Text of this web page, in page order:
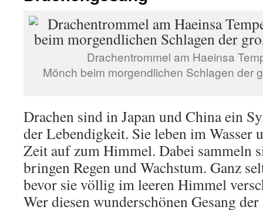
Drachentrommel am Haeinsa
Mönch beim morgendlichen Schlagen der
Drachen sind in Japan und China ein
der Lebendigkeit. Sie leben im Wasser
Zeit auf zum Himmel. Dabei sammeln
bringen Regen und Wachstum. Ganz
bevor sie völlig im leeren Himmel
Wer diesen wunderschönen Gesang